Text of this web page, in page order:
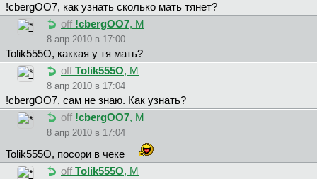
!cbergOO7, как узнать сколько мать тянет?
off !cbergOO7, М
8 апр 2010 в 17:00
Tolik555O, каккая у тя мать?
off Tolik555O, М
8 апр 2010 в 17:04
!cbergOO7, сам не знаю. Как узнать?
off !cbergOO7, М
8 апр 2010 в 17:04
Tolik555O, посори в чеке
off Tolik555O, М